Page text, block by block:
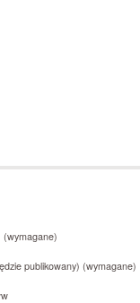
(wymagane)
publikowany) (wymagane)